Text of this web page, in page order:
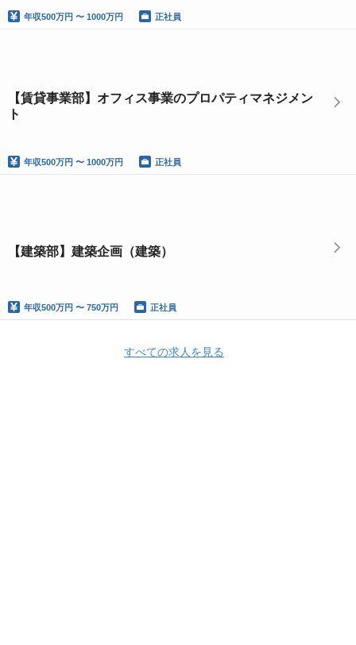
年収500万円 〜 1000万円 正社員
【賃貸事業部】オフィス事業のプロパティマネジメン
ト
年収500万円 〜 1000万円 正社員
【建築部】建築企画（建築）
年収500万円 〜 750万円 正社員
すべての求人を見る